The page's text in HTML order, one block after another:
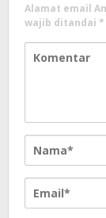
Alamat email
wajib ditandai *